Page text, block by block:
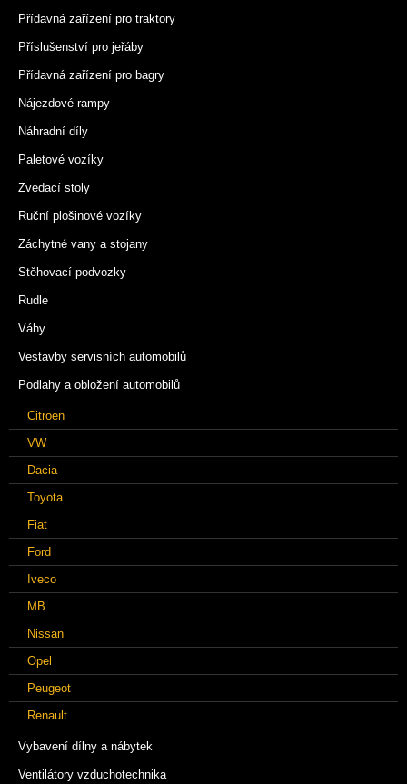
Přídavná zařízení pro traktory
Příslušenství pro jeřáby
Přídavná zařízení pro bagry
Nájezdové rampy
Náhradní díly
Paletové vozíky
Zvedací stoly
Ruční plošinové vozíky
Záchytné vany a stojany
Stěhovací podvozky
Rudle
Váhy
Vestavby servisních automobilů
Podlahy a obložení automobilů
Citroen
VW
Dacia
Toyota
Fiat
Ford
Iveco
MB
Nissan
Opel
Peugeot
Renault
Vybavení dílny a nábytek
Ventilátory vzduchotechnika